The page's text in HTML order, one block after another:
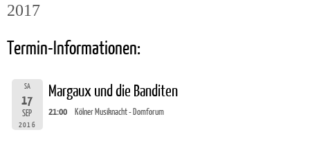
2017
Termin-Informationen:
SA
17
SEP
2016
Margaux und die Banditen
21:00 Kölner Musiknacht - Domforum